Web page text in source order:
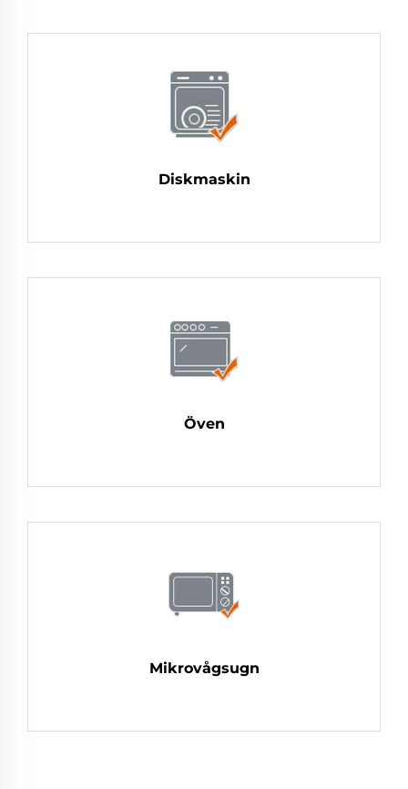
Diskmaskin
Öven
Mikrovågsugn